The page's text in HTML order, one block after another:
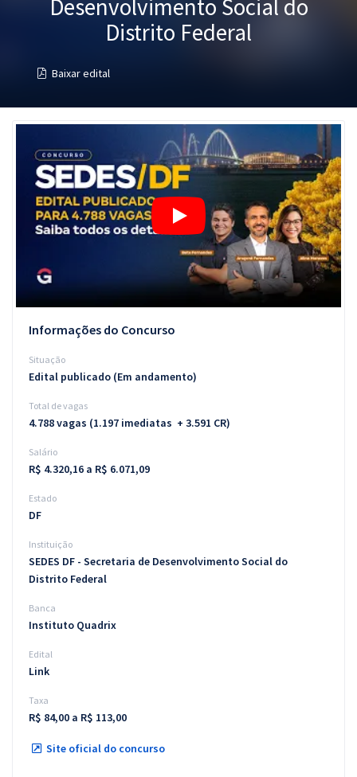
Mentorias
Conteúdo gratuito
Blog
Aprovados
Desenvolvimento Social do
Distrito Federal
Baixar edital
Informações do Concurso
Situação
Edital publicado (Em andamento)
Total de vagas
4.788 vagas (1.197 imediatas + 3.591 CR)
Salário
R$ 4.320,16 a R$ 6.071,09
Estado
DF
Instituição
SEDES DF - Secretaria de Desenvolvimento Social do
Distrito Federal
Banca
Instituto Quadrix
Edital
Link
Taxa
R$ 84,00 a R$ 113,00
Site oficial do concurso